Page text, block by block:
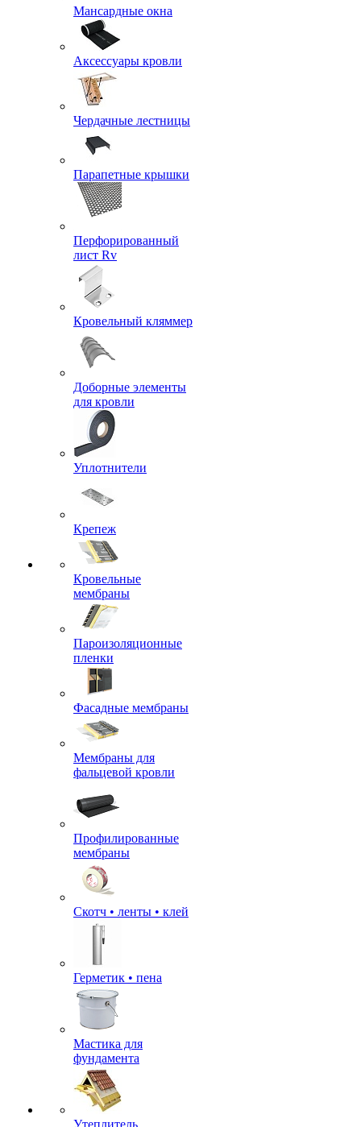
Мансардные окна
Аксессуары кровли
Чердачные лестницы
Парапетные крышки
Перфорированный
лист Rv
Кровельный кляммер
Доборные элементы
для кровли
Уплотнители
Крепеж
Кровельные
мембраны
Пароизоляционные
пленки
Фасадные мембраны
Мембраны для
фальцевой кровли
Профилированные
мембраны
Скотч • ленты • клей
Герметик • пена
Мастика для
фундамента
Утеплитель